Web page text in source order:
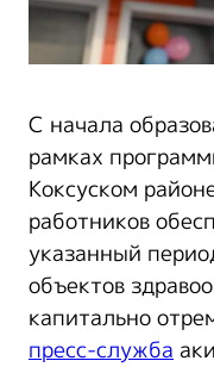
С начала
рамках
Коксуском
работников
указанный
объектов
капитально
пресс-служба